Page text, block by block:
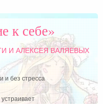
долгим и хороших
к себе»
И АЛЕКСЕЯ ВАЛЯЕВЫХ
и без стресса